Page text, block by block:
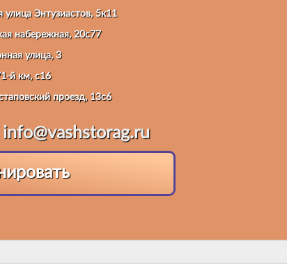
улица Энтузиастов, 5к11
набережная, 20с77
улица, 3
й км, с16
проезд, 13с6
info@vashstorag.ru